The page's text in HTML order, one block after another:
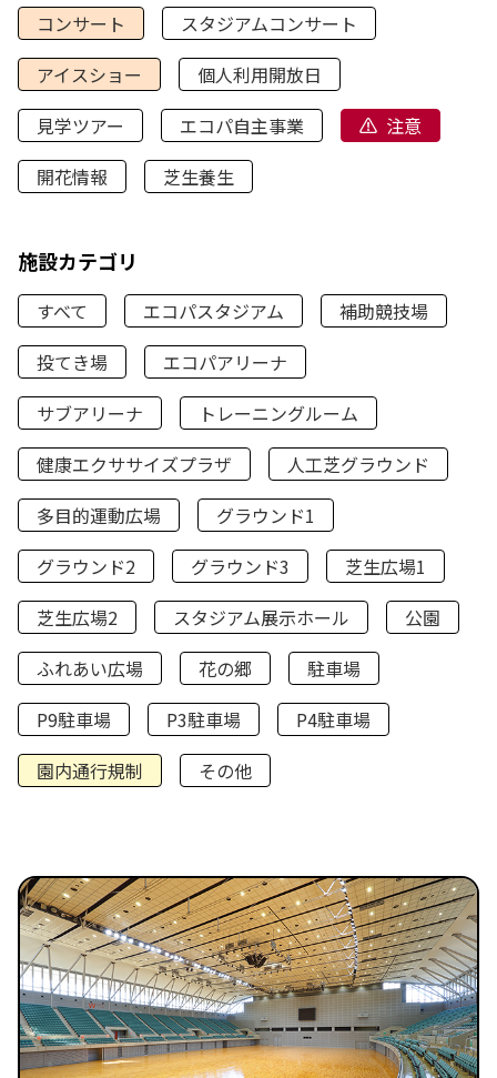
コンサート
スタジアムコンサート
アイスショー
個人利用開放日
見学ツアー
エコパ自主事業
注意
開花情報
芝生養生
施設カテゴリ
すべて エコパスタジアム
補助競技場
投てき場
エコパアリーナ
サブアリーナ
トレーニングルーム
健康エクササイズプラザ
人工芝グラウンド
多目的運動広場
グラウンド1
グラウンド2
グラウンド3
芝生広場1
芝生広場2
スタジアム展示ホール
公園
ふれあい広場
花の郷
駐車場
P9駐車場
P3駐車場
P4駐車場
園内通行規制
その他